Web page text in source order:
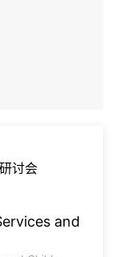
讨会
and